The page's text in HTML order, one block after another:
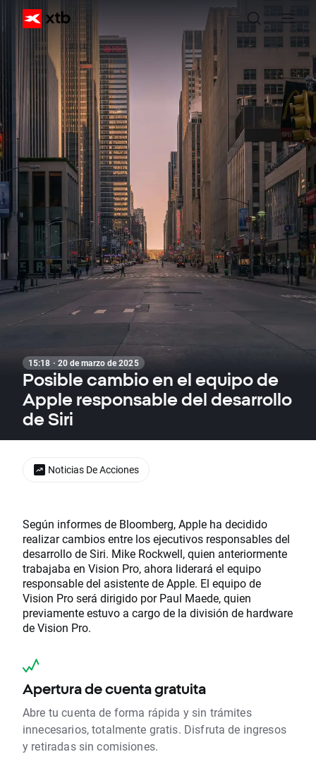
15:18 · 20 de marzo de 2025
Posible cambio en el equipo de
Apple responsable del desarrollo
de Siri
Según informes de Bloomberg, Apple ha decidido
realizar cambios entre los ejecutivos responsables del
desarrollo de Siri. Mike Rockwell, quien anteriormente
trabajaba en Vision Pro, ahora liderará el equipo
responsable del asistente de Apple. El equipo de
Vision Pro será dirigido por Paul Maede, quien
previamente estuvo a cargo de la división de hardware
de Vision Pro.
Apertura de cuenta gratuita
Abre tu cuenta de forma rápida y sin trámites
innecesarios, totalmente gratis. Disfruta de ingresos
y retiradas sin comisiones.
Noticias De Acciones